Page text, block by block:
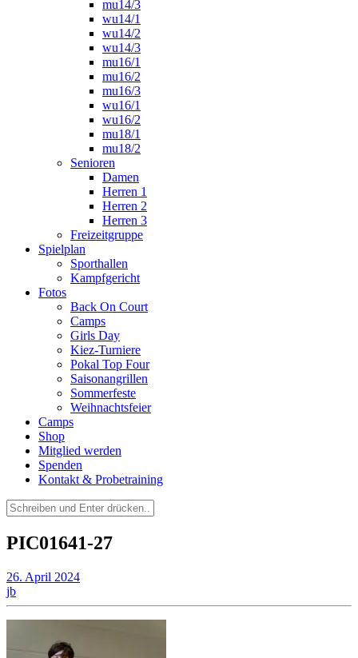
mu14/3
wu14/1
wu14/2
wu14/3
mu16/1
mu16/2
mu16/3
wu16/1
wu16/2
mu18/1
mu18/2
Senioren
Damen
Herren 1
Herren 2
Herren 3
Freizeitgruppe
Spielplan
Sporthallen
Kampfgericht
Fotos
Back On Court
Camps
Girls Day
Kiez-Turniere
Pokal Top Four
Saisonangrillen
Sommerfeste
Weihnachtsfeier
Camps
Shop
Mitglied werden
Spenden
Kontakt & Probetraining
Suchen
nach:
PIC01641-27
26. April 2024
jb